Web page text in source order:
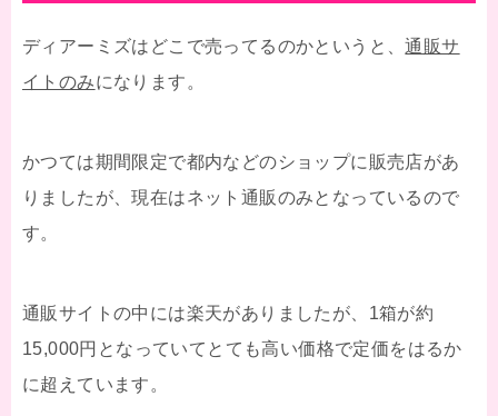
ディアーミズはどこで売ってるのかというと、通販サ
イトのみになります。
かつては期間限定で都内などのショップに販売店があ
りましたが、現在はネット通販のみとなっているので
す。
通販サイトの中には楽天がありましたが、1箱が約
15,000円となっていてとても高い価格で定価をはるか
に超えています。